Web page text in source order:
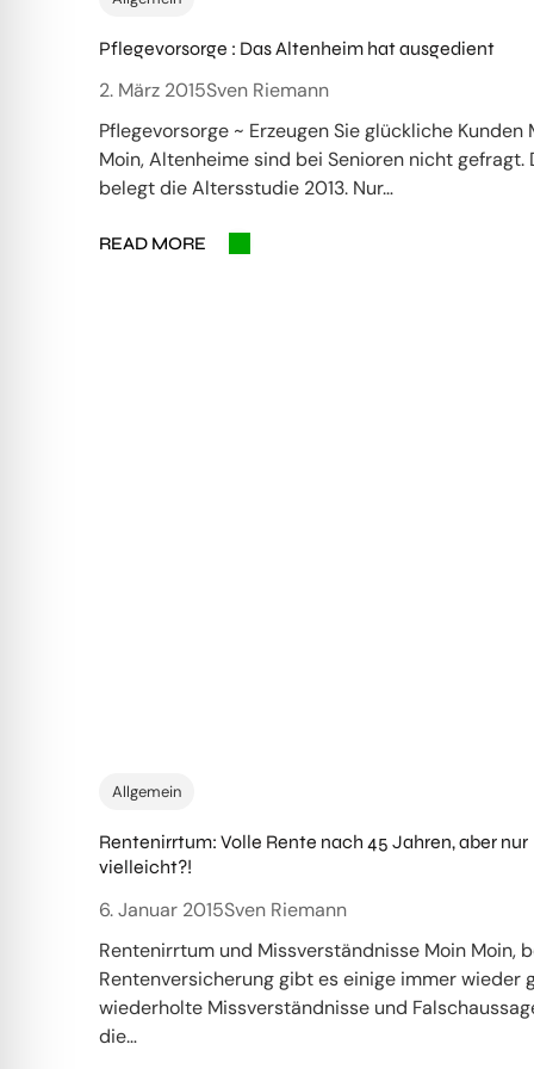
Pflegevorsorge : Das Altenheim hat ausgedient
2. März 2015Sven Riemann
Pflegevorsorge ~ Erzeugen Sie glückliche Kunden
Moin, Altenheime sind bei Senioren nicht gefragt.
belegt die Altersstudie 2013. Nur…
READ MORE
Allgemein
Rentenirrtum: Volle Rente nach 45 Jahren, aber nur
vielleicht?!
6. Januar 2015Sven Riemann
Rentenirrtum und Missverständnisse Moin Moin,
Rentenversicherung gibt es einige immer wieder
wiederholte Missverständnisse und
die…